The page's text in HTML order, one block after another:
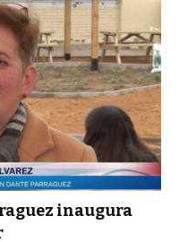
inaugura